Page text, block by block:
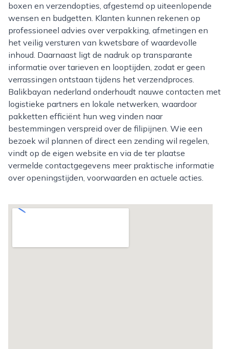
boxen en verzendopties, afgestemd op uiteenlopende
wensen en budgetten. Klanten kunnen rekenen op
professioneel advies over verpakking, afmetingen en
het veilig versturen van kwetsbare of waardevolle
inhoud. Daarnaast ligt de nadruk op transparante
informatie over tarieven en looptijden, zodat er geen
verrassingen ontstaan tijdens het verzendproces.
Balikbayan nederland onderhoudt nauwe contacten met
logistieke partners en lokale netwerken, waardoor
pakketten efficiënt hun weg vinden naar
bestemmingen verspreid over de filipijnen. Wie een
bezoek wil plannen of direct een zending wil regelen,
vindt op de eigen website en via de ter plaatse
vermelde contactgegevens meer praktische informatie
over openingstijden, voorwaarden en actuele acties.